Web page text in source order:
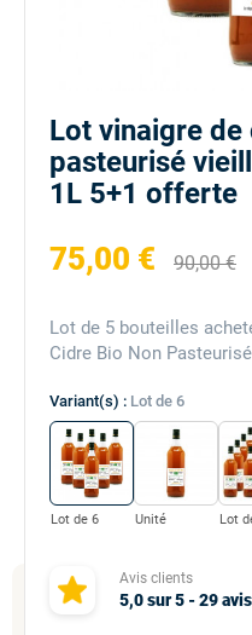
Lot vinaigre
pasteurisé
1L 5+1 offerte
Avis clients
5,0sur5 -29avis
Lot de 5 bouteilles
Cidre Bio Non
Variant(s) : Lot de 6
Lot de 6 Unité Lot
75,00 € 90,00 €